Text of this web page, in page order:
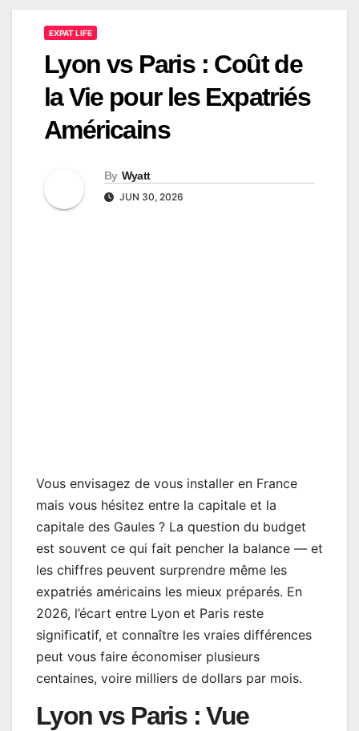
EXPAT LIFE
Lyon vs Paris : Coût de
la Vie pour les Expatriés
Américains
By Wyatt
JUN 30, 2026
Vous envisagez de vous installer en France
mais vous hésitez entre la capitale et la
capitale des Gaules ? La question du budget
est souvent ce qui fait pencher la balance — et
les chiffres peuvent surprendre même les
expatriés américains les mieux préparés. En
2026, l’écart entre Lyon et Paris reste
significatif, et connaître les vraies différences
peut vous faire économiser plusieurs
centaines, voire milliers de dollars par mois.
Lyon vs Paris : Vue